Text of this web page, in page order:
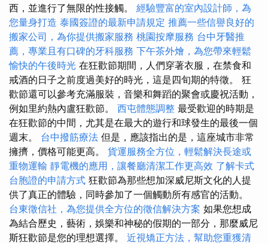
西，並進行了無限的性接觸。 經驗豐富的室內設計師，為
您量身打造 泰國簽證的最新申請規定 推薦一些信譽良好的
搬家公司，為你提供搬家服務 桃園按摩服務 台中牙醫推
薦，專業且有口碑的牙科服務 下午茶外燴，為您帶來輕鬆
愉快的午後時光 在狂歡節期間，人們穿著衣服，在禁食和
戒酒的日子之前度過美好的時光，這是四旬期的特徵。 狂
歡節還可以參考充滿服裝，音樂和舞蹈的聚會或慶祝活動，
例如里約熱內盧狂歡節。 西屯體態調整 最受歡迎的時期是
在狂歡節的中間，尤其是在最大的遊行和球發生的最後一個
週末。 台中撥筋療法 但是，應該指出的是，這座城市非常
擁擠，價格可能更高。 貨運服務全方位，輕鬆解決長途或
重物運輸 靜電機的應用，讓餐廳清潔工作更高效 了解卡式
台胞證的申請方式 狂歡節為那些想加深威尼斯文化的人提
供了真正的體驗，同時參加了一個觸動所有感官的活動。
台東徵信社，為您提供全方位的徵信解決方案 如果您想成
為結合歷史，藝術，娛樂和神秘的假期的一部分，那麼威尼
斯狂歡節是您的理想選擇。 近視矯正方法，幫助您重獲清